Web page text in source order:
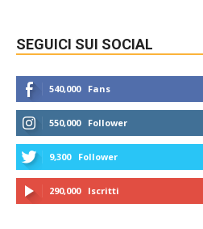
SEGUICI SUI SOCIAL
540,000 Fans
550,000 Follower
9,300 Follower
290,000 Iscritti